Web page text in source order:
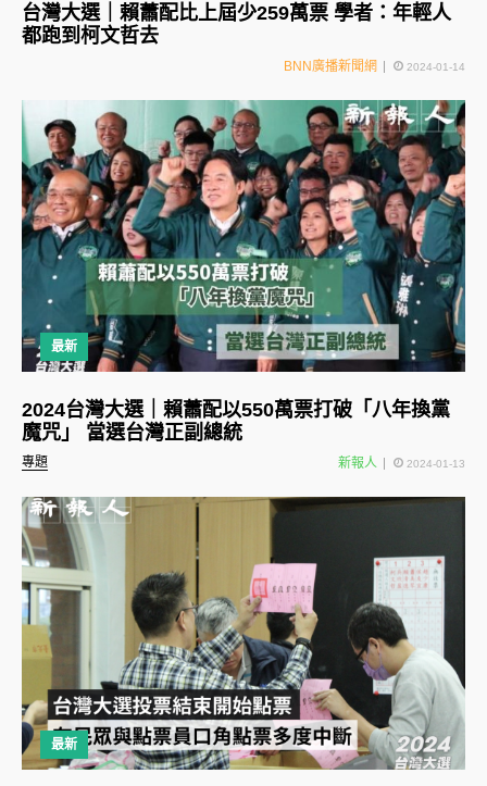
台灣大選｜賴蕭配比上屆少259萬票 學者：年輕人
都跑到柯文哲去
BNN廣播新聞網 2024-01-14
最新
專題
2024台灣大選｜賴蕭配以550萬票打破「八年換黨
魔咒」 當選台灣正副總統
新報人 2024-01-13
最新